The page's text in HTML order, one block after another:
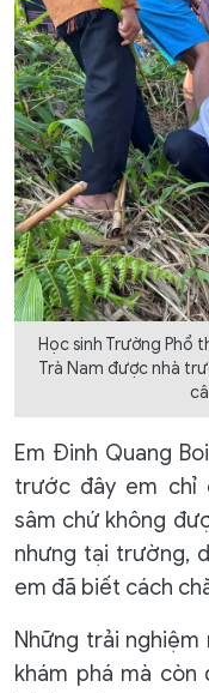
Học sinh Trường Phổ
Trà Nam được nhà
Em Đinh Quang
trước đây em chỉ
sâm chứ không
nhưng tại trường,
em đã biết cách
Những trải
khám phá mà